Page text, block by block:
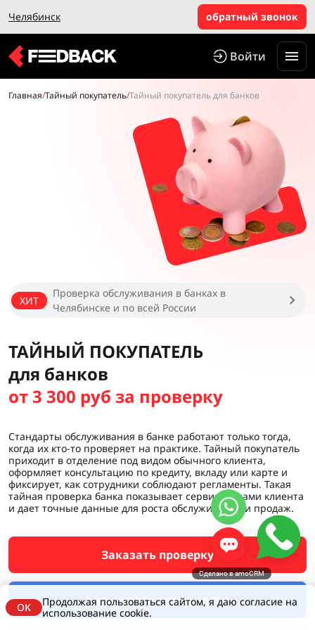
Челябинск обратный звонок
Войти
Главная/Тайный покупатель/Тайный покупатель для банков
ХИТ
Проверка обслуживания в банках в
Челябинске и по всей России
ТАЙНЫЙ ПОКУПАТЕЛЬ
для банков
от 3 300 руб за проверку
Стандарты обслуживания в банке работают только тогда,
когда их кто-то проверяет на практике. Тайный покупатель
приходит в отделение под видом обычного клиента,
оформляет консультацию по кредиту, вкладу или карте и
фиксирует, как сотрудники соблюдают регламенты. Такая
тайная проверка банка показывает сервис глазами клиента
и дает точные данные для роста обслуживания и продаж.
Заказать проверку
Калькулятор стоимости
OK
Продолжая пользоваться сайтом, я даю согласие на
использование cookie.
Сделано в amoCRM